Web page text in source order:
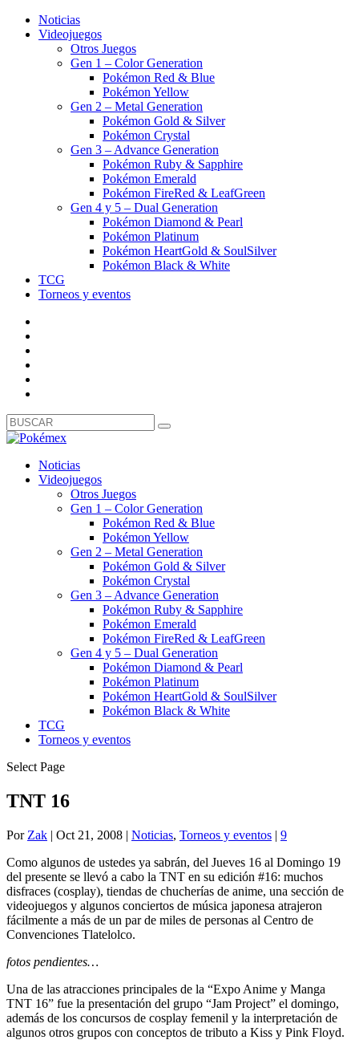
Noticias
Videojuegos
Otros Juegos
Gen 1 – Color Generation
Pokémon Red & Blue
Pokémon Yellow
Gen 2 – Metal Generation
Pokémon Gold & Silver
Pokémon Crystal
Gen 3 – Advance Generation
Pokémon Ruby & Sapphire
Pokémon Emerald
Pokémon FireRed & LeafGreen
Gen 4 y 5 – Dual Generation
Pokémon Diamond & Pearl
Pokémon Platinum
Pokémon HeartGold & SoulSilver
Pokémon Black & White
TCG
Torneos y eventos
Noticias
Videojuegos
Otros Juegos
Gen 1 – Color Generation
Pokémon Red & Blue
Pokémon Yellow
Gen 2 – Metal Generation
Pokémon Gold & Silver
Pokémon Crystal
Gen 3 – Advance Generation
Pokémon Ruby & Sapphire
Pokémon Emerald
Pokémon FireRed & LeafGreen
Gen 4 y 5 – Dual Generation
Pokémon Diamond & Pearl
Pokémon Platinum
Pokémon HeartGold & SoulSilver
Pokémon Black & White
TCG
Torneos y eventos
Select Page
TNT 16
Por Zak | Oct 21, 2008 | Noticias, Torneos y eventos | 9
Como algunos de ustedes ya sabrán, del Jueves 16 al Domingo 19
del presente se llevó a cabo la TNT en su edición #16: muchos
disfraces (cosplay), tiendas de chucherías de anime, una sección de
videojuegos y algunos conciertos de música japonesa atrajeron
fácilmente a más de un par de miles de personas al Centro de
Convenciones Tlatelolco.
fotos pendientes…
Una de las atracciones principales de la “Expo Anime y Manga
TNT 16” fue la presentación del grupo “Jam Project” el domingo,
además de los concursos de cosplay femenil y la interpretación de
algunos otros grupos con conceptos de tributo a Kiss y Pink Floyd.